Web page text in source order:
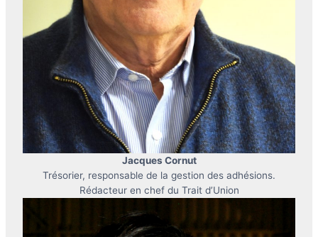
Jacques Cornut
Trésorier, responsable de la gestion des adhésions.
Rédacteur en chef du Trait d’Union